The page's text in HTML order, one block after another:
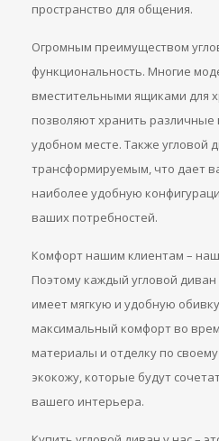
пространство для общения.
Огромным преимуществом
функциональность. Многие
вместительными ящиками для
позволяют хранить различные
удобном месте. Также угловой
трансформируемым, что дает
наиболее удобную
ваших потребностей.
Комфорт нашим клиентам –
Поэтому каждый угловой
имеет мягкую и удобную
максимальный комфорт во
материалы и отделку по
экокожу, которые будут
вашего интерьера.